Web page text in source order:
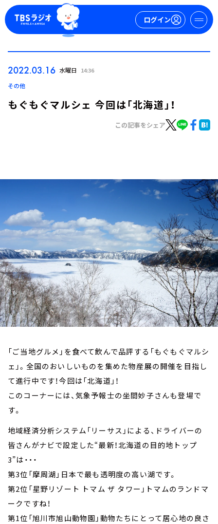
ログイン
今日の番組表
TBS Podcast
お知らせ
イベント・グッズ
YouTube
会社情報
2022.03.16 水曜日 14:36
その他
もぐもぐマルシェ 今回は「北海道」！
この記事をシェア
「ご当地グルメ」を食べて飲んで品評する「もぐもぐマルシ
ェ」。全国のおいしいものを集めた物産展の開催を目指し
て進行中です！今回は「北海道」！
このコーナーには、気象予報士の坐間妙子さんも登場で
す。
地域経済分析システム「リーサス」による、ドライバーの
皆さんがナビで設定した“最新！北海道の目的地トップ
3”は・・・
第3位「摩周湖」日本で最も透明度の高い湖です。
第2位「星野リゾート トマム ザ タワー」トマムのランドマ
ークですね！
第1位「旭川市旭山動物園」動物たちにとって居心地の良さ